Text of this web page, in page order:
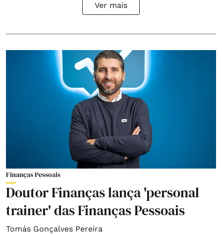
Ver mais
Finanças Pessoais
Doutor Finanças lança 'personal
trainer' das Finanças Pessoais
Tomás Gonçalves Pereira